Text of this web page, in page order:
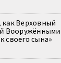
Верховный
своего сына»